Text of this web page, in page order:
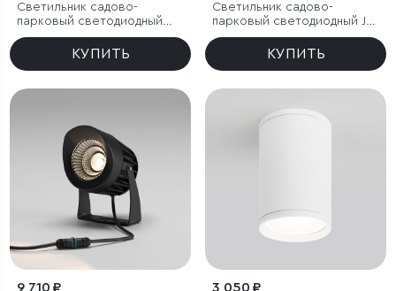
Светильник садово-
парковый светодиодный
Lumos
КУПИТЬ
Светильник садово-
парковый светодиодный Joli
черный
КУПИТЬ
9 710 ₽ 3 050 ₽